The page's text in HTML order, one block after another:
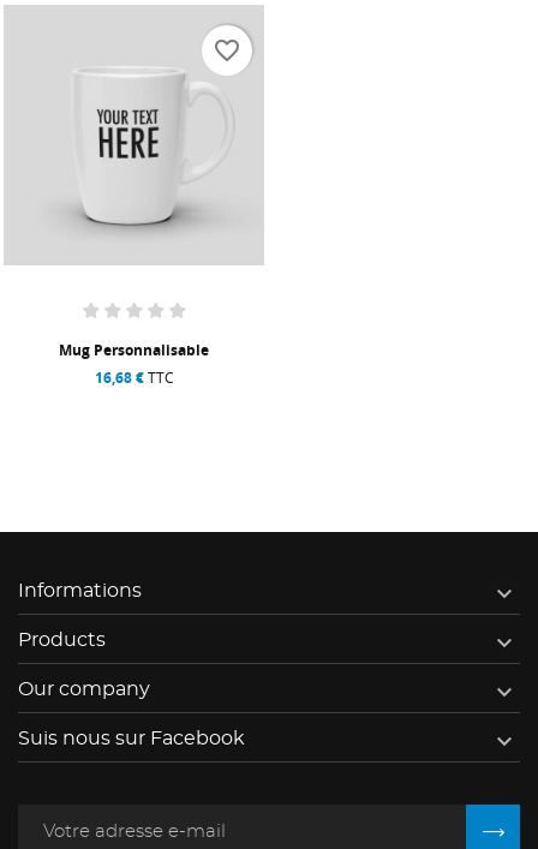
Mug Personnalisable
16,68 €TTC
favorite_border
Informations 
Products 
Our company 
Suis nous sur Facebook 